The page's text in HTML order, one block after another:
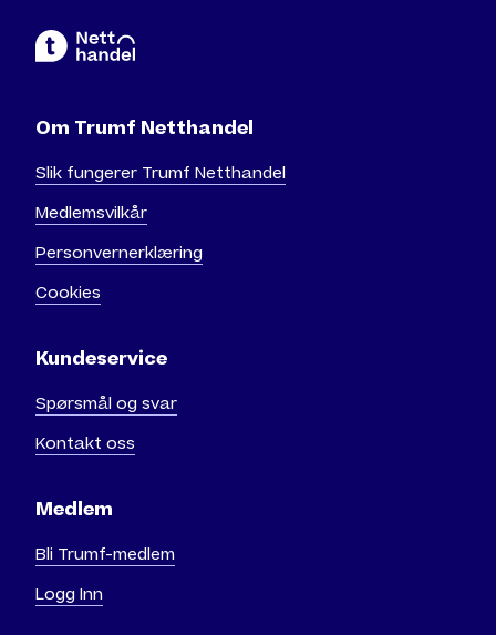
Om Trumf Netthandel
Slik fungerer Trumf Netthandel
Medlemsvilkår
Personvernerklæring
Cookies
Kundeservice
Spørsmål og svar
Kontakt oss
Medlem
Bli Trumf-medlem
Logg Inn